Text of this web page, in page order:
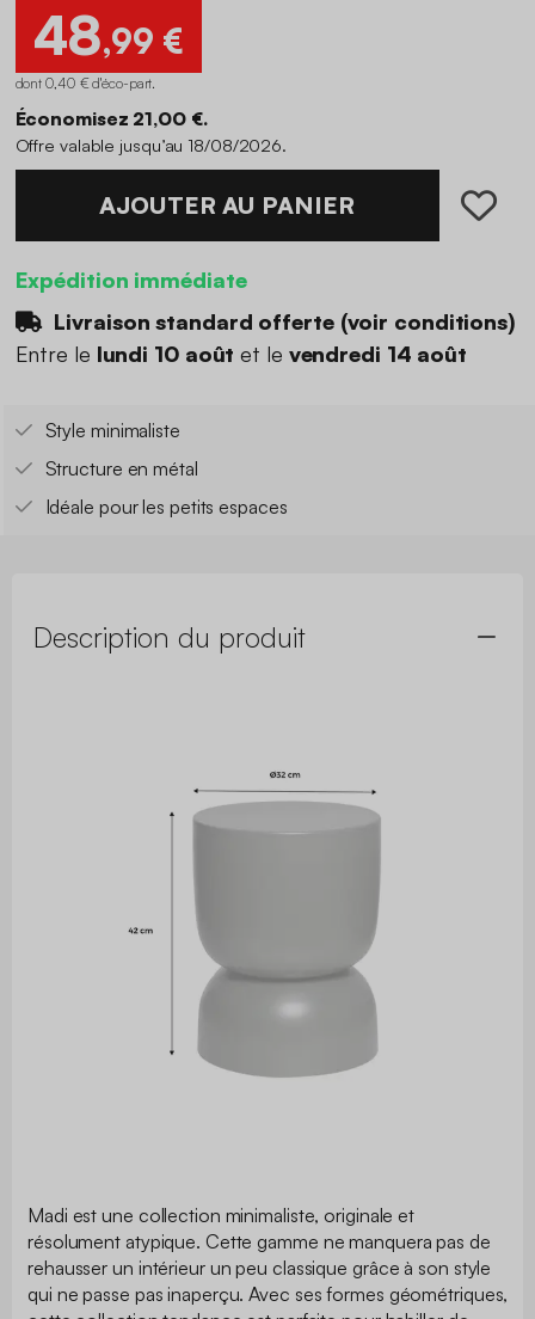
48,99 €
dont 0,40 € d'éco-part.
Économisez 21,00 €.
Offre valable jusqu’au 18/08/2026.
AJOUTER AU PANIER
Expédition immédiate
Livraison standard offerte (voir conditions)
Entre le lundi 10 août et le vendredi 14 août
Style minimaliste
Structure en métal
Idéale pour les petits espaces
Description du produit
Madi est une collection minimaliste, originale et
résolument atypique. Cette gamme ne manquera pas de
rehausser un intérieur un peu classique grâce à son style
qui ne passe pas inaperçu. Avec ses formes géométriques,